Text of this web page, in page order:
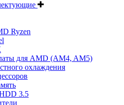
Ryzen
для AMD (AM4, AM5)
охлаждения
3.5